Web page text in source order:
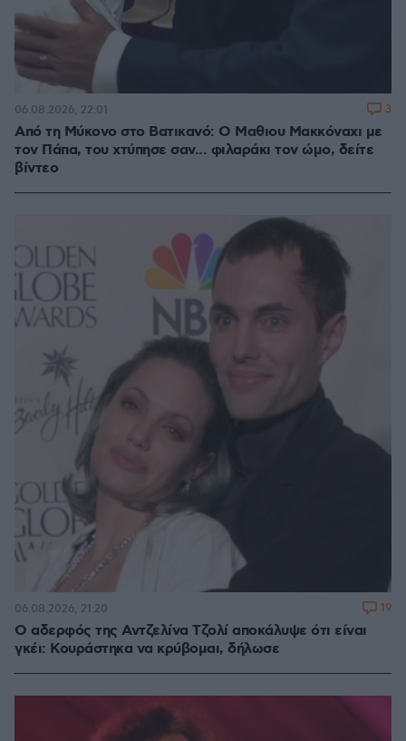
Από τη Μύκονο στο Βατικανό: Ο Μαθιου Μακκόναχι με
τον Πάπα, του χτύπησε σαν... φιλαράκι τον ώμο, δείτε
βίντεο
06.08.2026, 22:01 3
Ο αδερφός της Αντζελίνα Τζολί αποκάλυψε ότι είναι
γκέι: Κουράστηκα να κρύβομαι, δήλωσε
06.08.2026, 21:20 19